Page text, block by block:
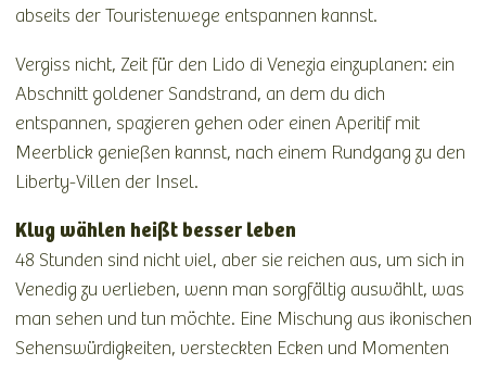
abseits der Touristenwege entspannen kannst.
Vergiss nicht, Zeit für den Lido di Venezia einzuplanen: ein
Abschnitt goldener Sandstrand, an dem du dich
entspannen, spazieren gehen oder einen Aperitif mit
Meerblick genießen kannst, nach einem Rundgang zu den
Liberty-Villen der Insel.
Klug wählen heißt besser leben
48 Stunden sind nicht viel, aber sie reichen aus, um sich in
Venedig zu verlieben, wenn man sorgfältig auswählt, was
man sehen und tun möchte. Eine Mischung aus ikonischen
Sehenswürdigkeiten, versteckten Ecken und Momenten